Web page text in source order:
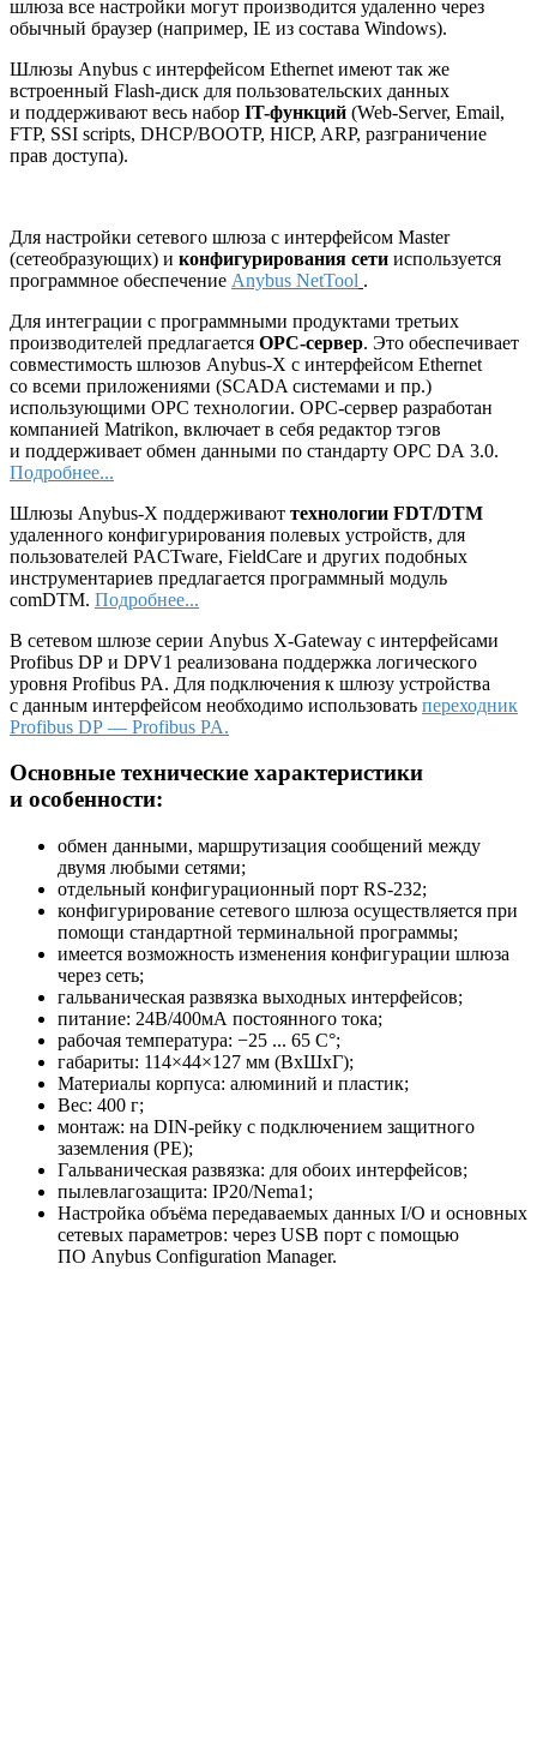
шлюза все настройки могут производится удаленно через
обычный браузер (например, IE из состава Windows).
Шлюзы Anybus с интерфейсом Ethernet имеют так же
встроенный Flash-диск для пользовательских данных
и поддерживают весь набор IT-функций (Web-Server, Email,
FTP, SSI scripts, DHCP/BOOTP, HICP, ARP, разграничение
прав доступа).
Для настройки сетевого шлюза с интерфейсом Master
(сетеобразующих) и конфигурирования сети используется
программное обеспечение Anybus NetTool .
Для интеграции с программными продуктами третьих
производителей предлагается ОРС-сервер. Это обеспечивает
совместимость шлюзов Anybus-X с интерфейсом Ethernet
со всеми приложениями (SCADA системами и пр.)
использующими ОРС технологии. ОРС-сервер разработан
компанией Matrikon, включает в себя редактор тэгов
и поддерживает обмен данными по стандарту OPC DA 3.0.
Подробнее...
Шлюзы Anybus-X поддерживают технологии FDT/DTM
удаленного конфигурирования полевых устройств, для
пользователей PACTware, FieldCare и других подобных
инструментариев предлагается программный модуль
comDTM. Подробнее...
В сетевом шлюзе серии Anybus X-Gateway с интерфейсами
Profibus DP и DPV1 реализована поддержка логического
уровня Profibus PA. Для подключения к шлюзу устройства
с данным интерфейсом необходимо использовать переходник
Profibus DP — Profibus PA.
Основные технические характеристики
и особенности:
обмен данными, маршрутизация сообщений между
двумя любыми сетями;
отдельный конфигурационный порт RS-232;
конфигурирование сетевого шлюза осуществляется при
помощи стандартной терминальной программы;
имеется возможность изменения конфигурации шлюза
через сеть;
гальваническая развязка выходных интерфейсов;
питание: 24В/400мА постоянного тока;
рабочая температура: −25 ... 65 С°;
габариты: 114×44×127 мм (ВхШхГ);
Материалы корпуса: алюминий и пластик;
Вес: 400 г;
монтаж: на DIN-рейку с подключением защитного
заземления (РЕ);
Гальваническая развязка: для обоих интерфейсов;
пылевлагозащита: IP20/Nema1;
Настройка объёма передаваемых данных I/O и основных
сетевых параметров: через USB порт с помощью
ПО Anybus Configuration Manager.